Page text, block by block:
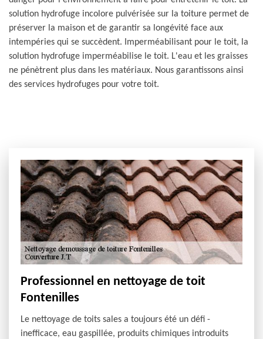
solution hydrofuge incolore pulvérisée sur la toiture permet de
préserver la maison et de garantir sa longévité face aux
intempéries qui se succèdent. Imperméabilisant pour le toit, la
solution hydrofuge imperméabilise le toit. L'eau et les graisses
ne pénètrent plus dans les matériaux. Nous garantissons ainsi
des services hydrofuges pour votre toit.
Professionnel en nettoyage de toit
Fontenilles
Le nettoyage de toits sales a toujours été un défi -
inefficace, eau gaspillée, produits chimiques introduits